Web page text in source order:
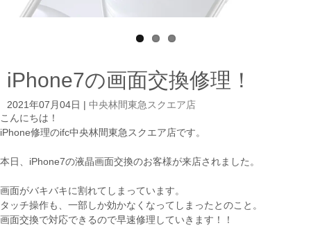
iPhone7の画面交換修理！
2021年07月04日
中央林間東急スクエア店
こんにちは！
iPhone修理のifc中央林間東急スクエア店です。
本日、iPhone7の液晶画面交換のお客様が来店されました。
画面がバキバキに割れてしまっています。
タッチ操作も、一部しか効かなくなってしまったとのこと。
画面交換で対応できるので早速修理していきます！！